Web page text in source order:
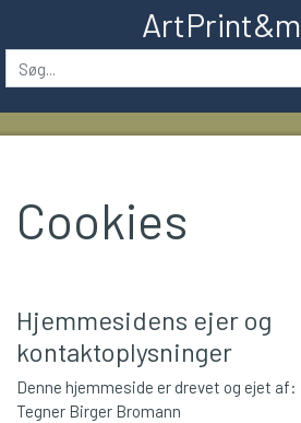
Cookies
Hjemmesidens ejer og
kontaktoplysninger
Denne hjemmeside er drevet og ejet af:
Tegner Birger Bromann